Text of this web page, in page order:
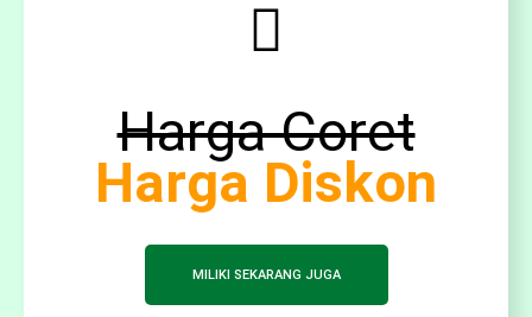
Harga Coret
Harga Diskon
MILIKI SEKARANG JUGA